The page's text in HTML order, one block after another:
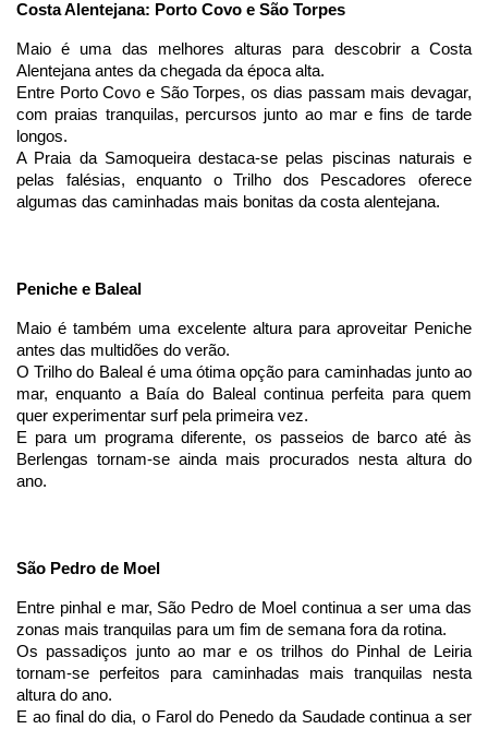
Costa Alentejana: Porto Covo e São Torpes
Maio é uma das melhores alturas para descobrir a Costa
Alentejana antes da chegada da época alta.
Entre Porto Covo e São Torpes, os dias passam mais devagar,
com praias tranquilas, percursos junto ao mar e fins de tarde
longos.
A Praia da Samoqueira destaca-se pelas piscinas naturais e
pelas falésias, enquanto o Trilho dos Pescadores oferece
algumas das caminhadas mais bonitas da costa alentejana.
Peniche e Baleal
Maio é também uma excelente altura para aproveitar Peniche
antes das multidões do verão.
O Trilho do Baleal é uma ótima opção para caminhadas junto ao
mar, enquanto a Baía do Baleal continua perfeita para quem
quer experimentar surf pela primeira vez.
E para um programa diferente, os passeios de barco até às
Berlengas tornam-se ainda mais procurados nesta altura do
ano.
São Pedro de Moel
Entre pinhal e mar, São Pedro de Moel continua a ser uma das
zonas mais tranquilas para um fim de semana fora da rotina.
Os passadiços junto ao mar e os trilhos do Pinhal de Leiria
tornam-se perfeitos para caminhadas mais tranquilas nesta
altura do ano.
E ao final do dia, o Farol do Penedo da Saudade continua a ser